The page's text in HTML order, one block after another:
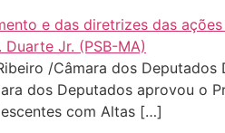
/Câmara dos
dos Deputados aprovou o
com Altas […]